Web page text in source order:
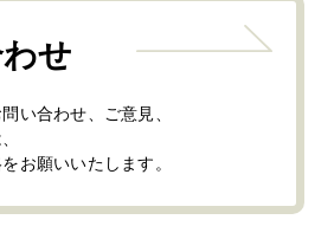
せ
い合わせ、ご意見、
お願いいたします。